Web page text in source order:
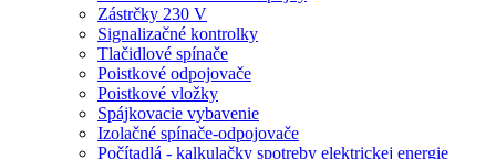
Zástrčky 230 V
Signalizačné kontrolky
Tlačidlové spínače
Poistkové odpojovače
Poistkové vložky
Spájkovacie vybavenie
Izolačné spínače-odpojovače
Počítadlá - kalkulačky spotreby elektrickej energie